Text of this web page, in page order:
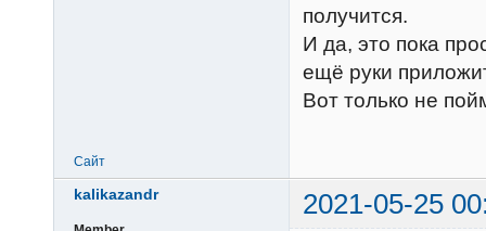
получится.
И да, это пока
ещё руки
Вот только не
Сайт
kalikazandr 2021-05-25